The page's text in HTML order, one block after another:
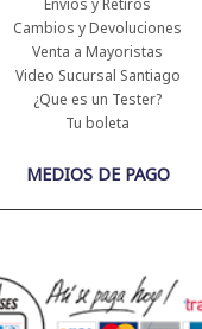
Cambios y Devoluciones
Venta a Mayoristas
Video Sucursal Santiago
¿Que es un Tester?
Tu boleta
MEDIOS DE PAGO